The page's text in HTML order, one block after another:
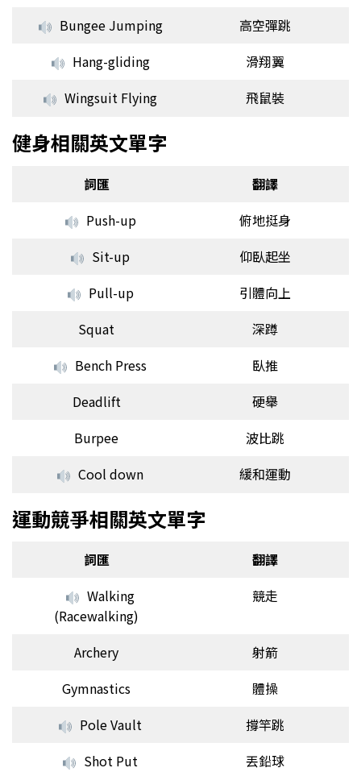
Bungee Jumping
高空彈跳
Hang-gliding
滑翔翼
Wingsuit Flying
飛鼠裝
健身相關英文單字
詞匯
翻譯
Push-up
俯地挺身
Sit-up
仰臥起坐
Pull-up
引體向上
Squat
深蹲
Bench Press
臥推
Deadlift
硬舉
Burpee
波比跳
Cool down
緩和運動
運動競爭相關英文單字
詞匯
翻譯
Walking
(Racewalking)
競走
Archery
射箭
Gymnastics
體操
Pole Vault
撐竿跳
Shot Put
丟鉛球